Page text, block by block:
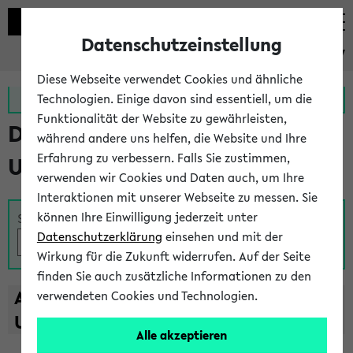
eKVV
Zur MeineUni App Zum MeineUni Portal
Das Lehrangebot der
Universität Bielefeld
Suche
A B C D E F G H I J K L M N O
U
V W X Y
Z
Datenschutzeinstellung
Diese Webseite verwendet Cookies und ähnliche
Technologien. Einige davon sind essentiell, um die
Funktionalität der Website zu gewährleisten,
während andere uns helfen, die Website und Ihre
Erfahrung zu verbessern. Falls Sie zustimmen,
verwenden wir Cookies und Daten auch, um Ihre
Interaktionen mit unserer Webseite zu messen. Sie
können Ihre Einwilligung jederzeit unter
Datenschutzerklärung einsehen und mit der
Wirkung für die Zukunft widerrufen. Auf der Seite
finden Sie auch zusätzliche Informationen zu den
verwendeten Cookies und Technologien.
Alle akzeptieren